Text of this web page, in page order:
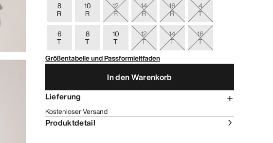
8
R
10
R
12
R
14
R
16
R
4
T
6
T
8
T
10
T
12
T
14
T
16
T
Größentabelle und Passformleitfaden
In den Warenkorb
Lieferung
Kostenloser Versand
Produktdetail